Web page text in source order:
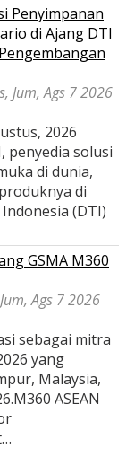
Penyimpanan
di Ajang DTI
Jum, Ags 7 2026
2026
penyedia solusi
di dunia,
di
(DTI)
GSMA M360
Ags 7 2026
sebagai mitra
yang
Malaysia,
ASEAN